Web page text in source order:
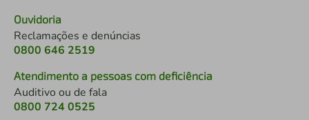
Ouvidoria
Reclamações e denúncias
0800 646 2519
Atendimento a pessoas com deficiência
Auditivo ou de fala
0800 724 0525